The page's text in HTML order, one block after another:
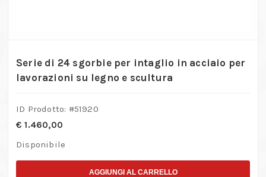
Serie di 24 sgorbie per intaglio in acciaio per
lavorazioni su legno e scultura
ID Prodotto: #51920
€ 1.460,00
Disponibile
AGGIUNGI AL CARRELLO